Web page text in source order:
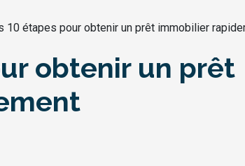
10 étapes pour obtenir un prêt immobilier
obtenir un prêt